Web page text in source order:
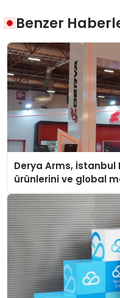
Benzer
Derya Arms, İstanbul
ürünlerini ve global